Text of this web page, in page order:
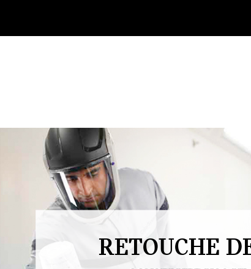
RETOUCHE